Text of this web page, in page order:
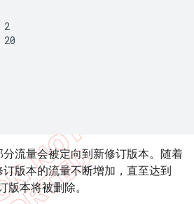
2
20
流量会被定向到新修订版本。随着
版本的流量不断增加，直至达到
版本将被删除。